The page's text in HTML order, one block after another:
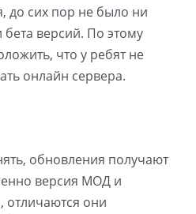
до сих пор не было ни
бета версий. По этому
что у ребят не
онлайн сервера.
обновления получают
версия МОД и
отличаются они